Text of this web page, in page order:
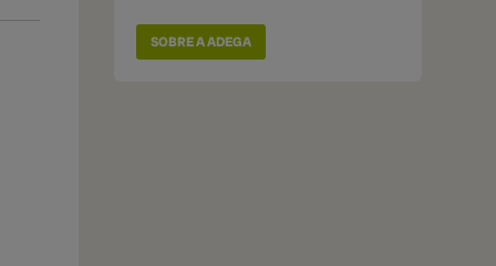
SOBRE A ADEGA